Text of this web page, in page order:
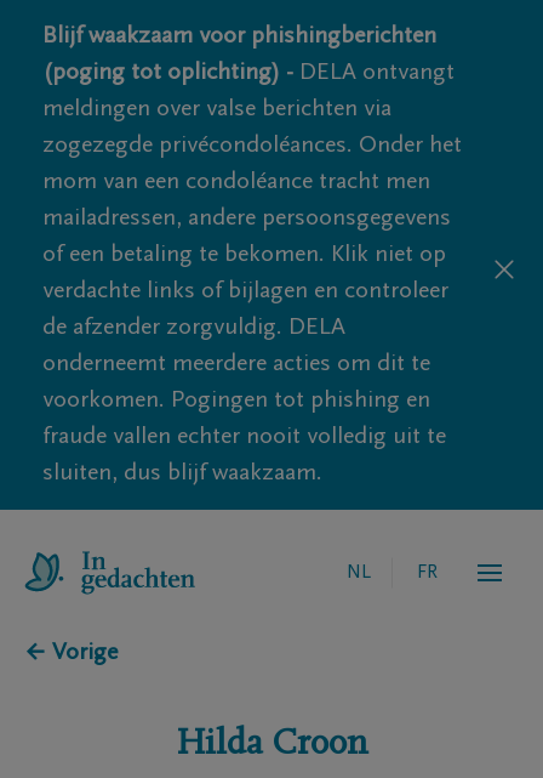
Blijf waakzaam voor phishingberichten
(poging tot oplichting) - DELA ontvangt
meldingen over valse berichten via
zogezegde privécondoléances. Onder het
mom van een condoléance tracht men
mailadressen, andere persoonsgegevens
of een betaling te bekomen. Klik niet op
verdachte links of bijlagen en controleer
de afzender zorgvuldig. DELA
onderneemt meerdere acties om dit te
voorkomen. Pogingen tot phishing en
fraude vallen echter nooit volledig uit te
sluiten, dus blijf waakzaam.
NL FR
← Vorige
Hilda Croon